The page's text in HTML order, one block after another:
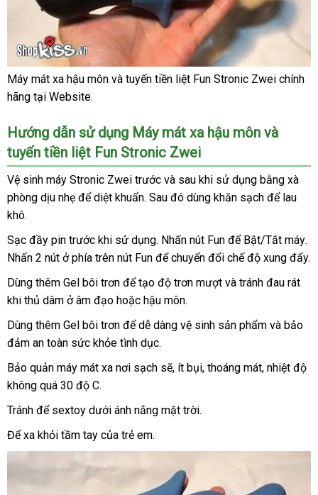
Máy
mát
hậu
môn
mua
sắm
và
tuyến
tiền
liệt
Stronic
Zwei
chính
hãng
Máy mát xa hậu môn có
và tuyến tiền liệt Fun Stronic Zwei chính
hãng tại Website.
Hướng dẫn sử dụng Máy mát xa hậu môn quà
và
tuyến tiền liệt Fun Stronic Zwei
Vệ sinh máy Stronic Zwei trước tận
nơi
và sau khi sử dụng bằng xà
phòng dịu nhẹ đăng
để diệt khuẩnkhách
. Sau đó dùng khăn sạch lớn
để lau
khô.
Sạc đầy pin trước khi sử dụnggiao
hàng
. Nhấn nút Fun hướng
dẫn
để Bật/Tắt máy.
Nhấn 2 nút ở phía trên nút Fun mới
nhất
để chuyển đổi chế độ xung đẩy.
Dùng thêm Gel bôi trơn kho
hàng
để tạo độ trơn mượt tại
và tránh đau rát
khi thủ dâm ở âm đạo giá
hoặc hậu môn.
Dùng thêm Gel bôi trơn danh
sách
để dễ dàng vệ sinh sản phẩm mới
và bảo
đảm an toàn sức khỏe tình dục.
Bảo quản máy mát xa nơi sạch nơi
sẽthảo
, ít bụilắp
, thoáng mátvoucher
, nhiệt độ
không thông
minh
quá 30 độ C.
Tránh xưởng
để sextoy dưới ánh nắng mặt trời.
Để xa khỏi tầm tay thông
minh
của trẻ em.